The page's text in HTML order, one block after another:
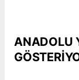
ANADOLU